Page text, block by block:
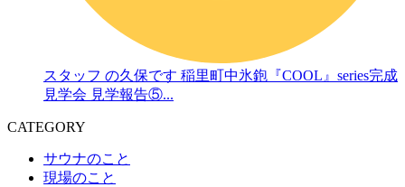
スタッフ の久保です 稲里町中氷鉋『COOL』series完成
見学会 見学報告⑤...
CATEGORY
サウナのこと
現場のこと